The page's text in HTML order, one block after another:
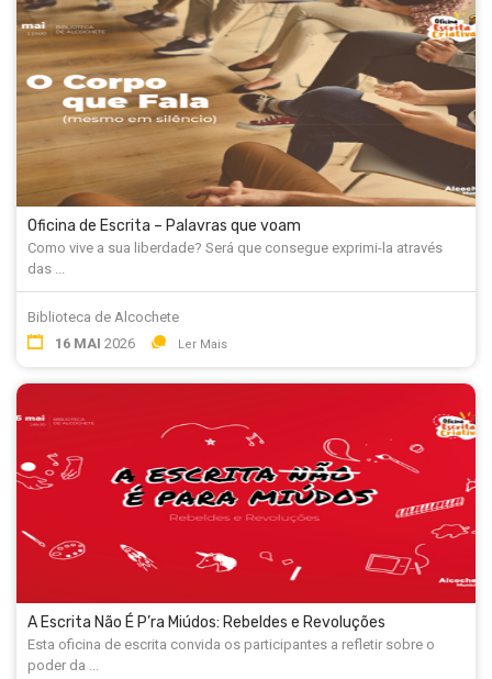
Oficina de Escrita – Palavras que voam
Como vive a sua liberdade? Será que consegue exprimi-la através
das ...
Biblioteca de Alcochete
16 MAI 2026 Ler Mais
A Escrita Não É P’ra Miúdos: Rebeldes e Revoluções
Esta oficina de escrita convida os participantes a refletir sobre o
poder da ...